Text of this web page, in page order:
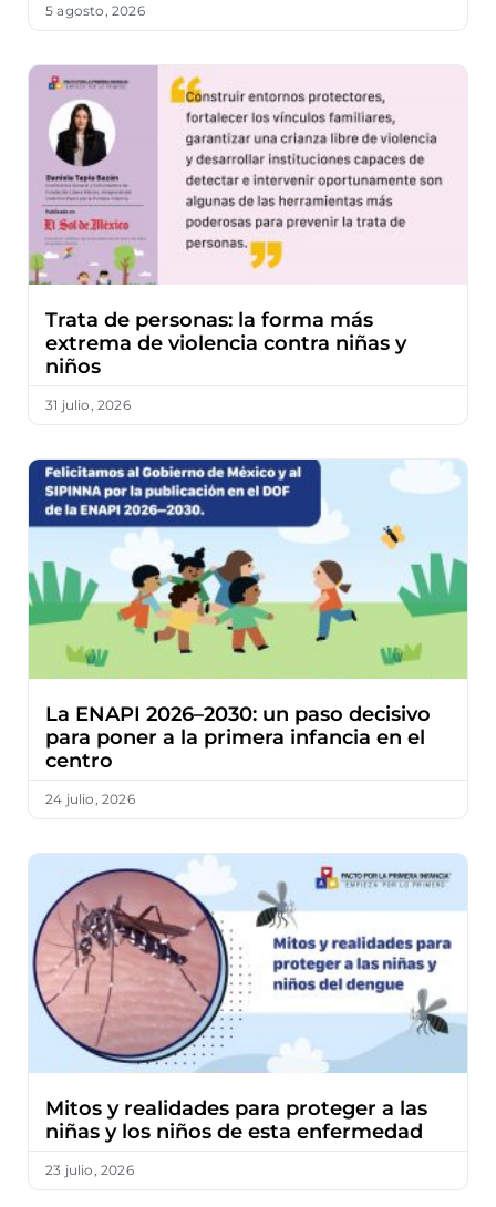
5 agosto, 2026
Trata de personas: la forma más
extrema de violencia contra niñas y
niños
31 julio, 2026
La ENAPI 2026–2030: un paso decisivo
para poner a la primera infancia en el
centro
24 julio, 2026
Mitos y realidades para proteger a las
niñas y los niños de esta enfermedad
23 julio, 2026